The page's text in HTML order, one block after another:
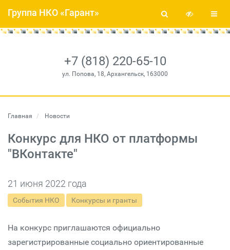
+7 (818) 220-65-10
ул. Попова, 18, Архангельск, 163000
Группа НКО «Гарант»
Главная Новости
Конкурс для НКО от платформы
"ВКонтакте"
21 июня 2022 года
События НКО Конкурсы и гранты
На конкурс приглашаются официально
зарегистрированные социально ориентированные